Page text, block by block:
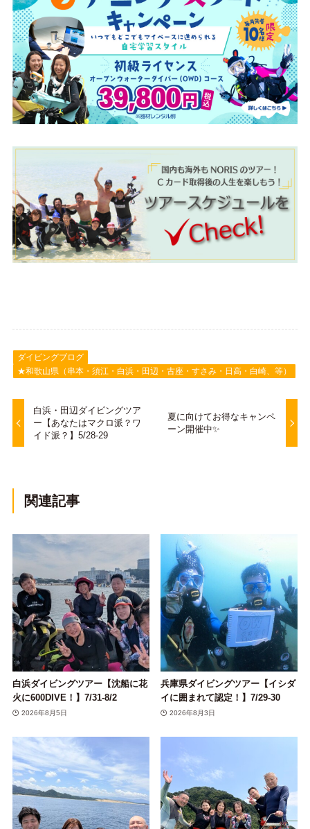
ダイビングブログ
★和歌山県（串本・須江・白浜・田辺・古座・すさみ・日高・白崎、等）
白浜・田辺ダイビングツア
ー【あなたはマクロ派？ワ
イド派？】5/28-29
夏に向けてお得なキャンペ
ーン開催中✨
関連記事
白浜ダイビングツアー【沈船に花
火に600DIVE！】7/31-8/2
2026年8月5日
兵庫県ダイビングツアー【イシダ
イに囲まれて認定！】7/29-30
2026年8月3日